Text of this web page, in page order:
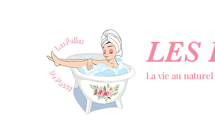
LES
La vie au naturel